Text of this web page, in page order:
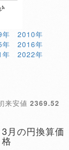
年
2010年
年
2016年
年
2022年
来安値 2369.52
3月の円換算価
格